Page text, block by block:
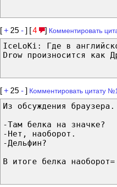
[+ 25 - ] [4 ] Комментировать
IceLoKi: Где в
Drow произносится как
[+ 25 - ] Комментировать цитату
Из обсуждения браузера.
-Там белка на значке?
-Нет, наоборот.
-Дельфин?
В итоге белка